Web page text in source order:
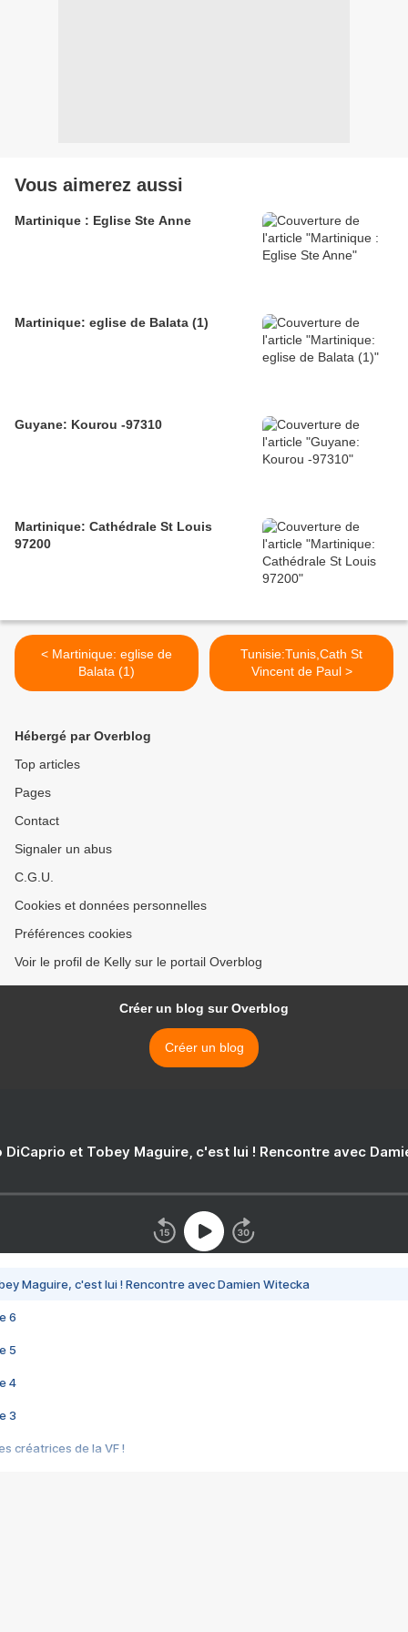
Vous aimerez aussi
Martinique : Eglise Ste Anne
Martinique: eglise de Balata (1)
Guyane: Kourou -97310
Martinique: Cathédrale St Louis
97200
< Martinique: eglise de
Balata (1)
Tunisie:Tunis,Cath St
Vincent de Paul >
Hébergé par Overblog
Top articles
Pages
Contact
Signaler un abus
C.G.U.
Cookies et données personnelles
Préférences cookies
Voir le profil de Kelly sur le portail Overblog
Créer un blog sur Overblog
Créer un blog
DiCaprio et Tobey Maguire, c'est lui ! Rencontre avec
Maguire, c'est lui ! Rencontre avec Damien Witecka
6
5
4
3
créatrices de la VF !